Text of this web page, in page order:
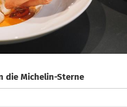
die Michelin-Sterne